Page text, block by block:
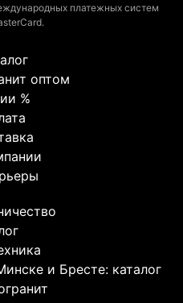
платежных систем
оптом
%
и Бресте: каталог